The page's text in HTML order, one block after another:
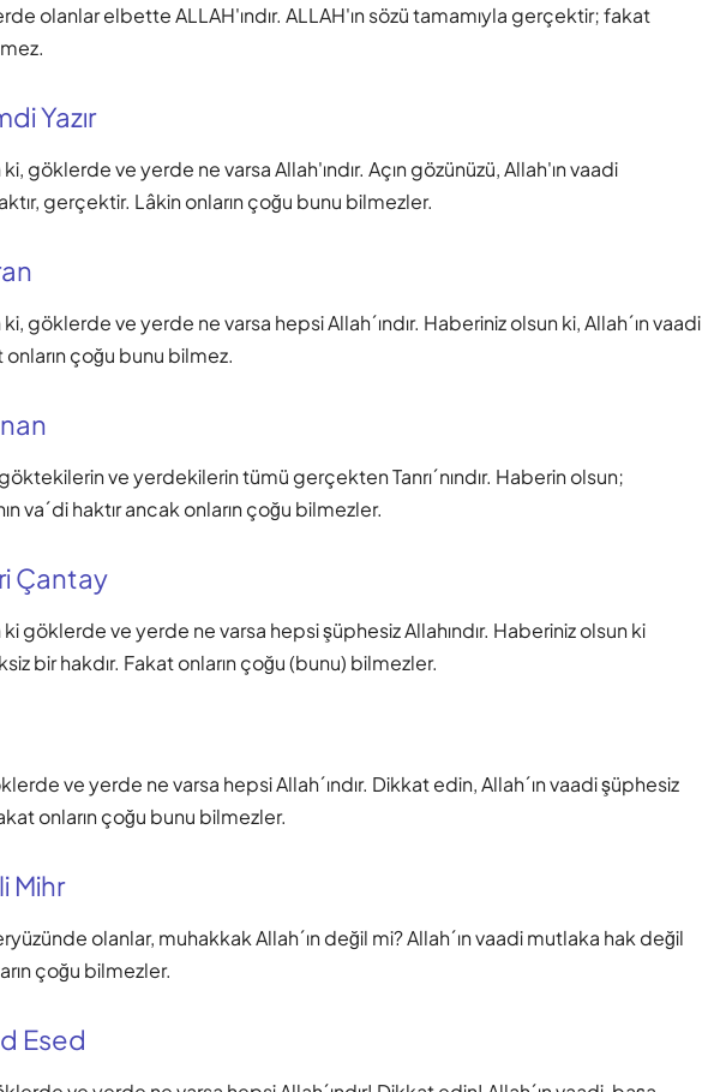
olanlar elbette ALLAH'ındır. ALLAH'ın sözü tamamıyla gerçektir; fakat
Yazır
göklerde ve yerde ne varsa Allah'ındır. Açın gözünüzü, Allah'ın vaadi
gerçektir. Lâkin onların çoğu bunu bilmezler.
göklerde ve yerde ne varsa hepsi Allah´ındır. Haberiniz olsun ki, Allah´ın vaadi
çoğu bunu bilmez.
ve yerdekilerin tümü gerçekten Tanrı´nındır. Haberin olsun;
va´di haktır ancak onların çoğu bilmezler.
Çantay
göklerde ve yerde ne varsa hepsi şüphesiz Allahındır. Haberiniz olsun ki
bir hakdır. Fakat onların çoğu (bunu) bilmezler.
ve yerde ne varsa hepsi Allah´ındır. Dikkat edin, Allah´ın vaadi şüphesiz
onların çoğu bunu bilmezler.
Mihr
olanlar, muhakkak Allah´ın değil mi? Allah´ın vaadi mutlaka hak değil
çoğu bilmezler.
Esed